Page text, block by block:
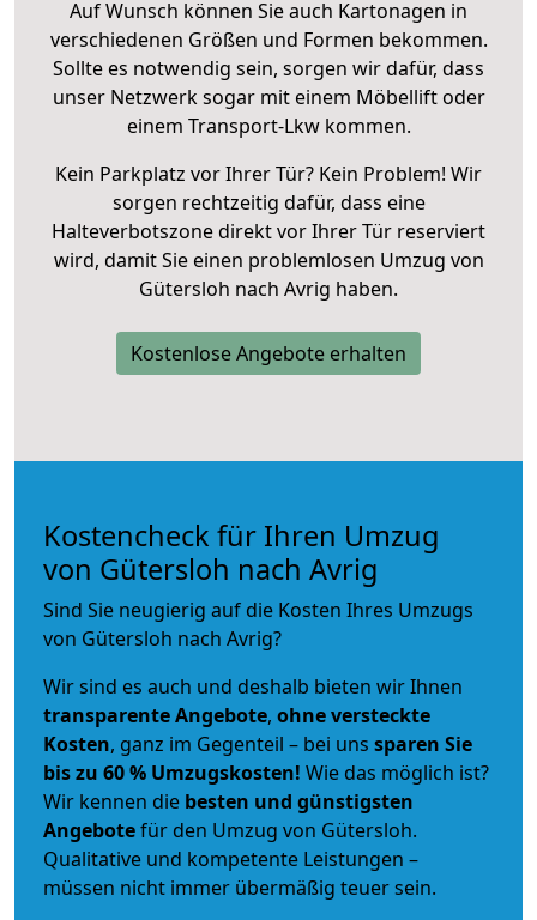
Auf Wunsch können Sie auch Kartonagen in
verschiedenen Größen und Formen bekommen.
Sollte es notwendig sein, sorgen wir dafür, dass
unser Netzwerk sogar mit einem Möbellift oder
einem Transport-Lkw kommen.
Kein Parkplatz vor Ihrer Tür? Kein Problem! Wir
sorgen rechtzeitig dafür, dass eine
Halteverbotszone direkt vor Ihrer Tür reserviert
wird, damit Sie einen problemlosen Umzug von
Gütersloh nach Avrig haben.
Kostenlose Angebote erhalten
Kostencheck für Ihren Umzug
von Gütersloh nach Avrig
Sind Sie neugierig auf die Kosten Ihres Umzugs
von Gütersloh nach Avrig?
Wir sind es auch und deshalb bieten wir Ihnen
transparente Angebote, ohne versteckte
Kosten, ganz im Gegenteil – bei uns sparen Sie
bis zu 60 % Umzugskosten! Wie das möglich ist?
Wir kennen die besten und günstigsten
Angebotefür den Umzug von Gütersloh.
Qualitative und kompetente Leistungen –
müssen nicht immer übermäßig teuer sein.